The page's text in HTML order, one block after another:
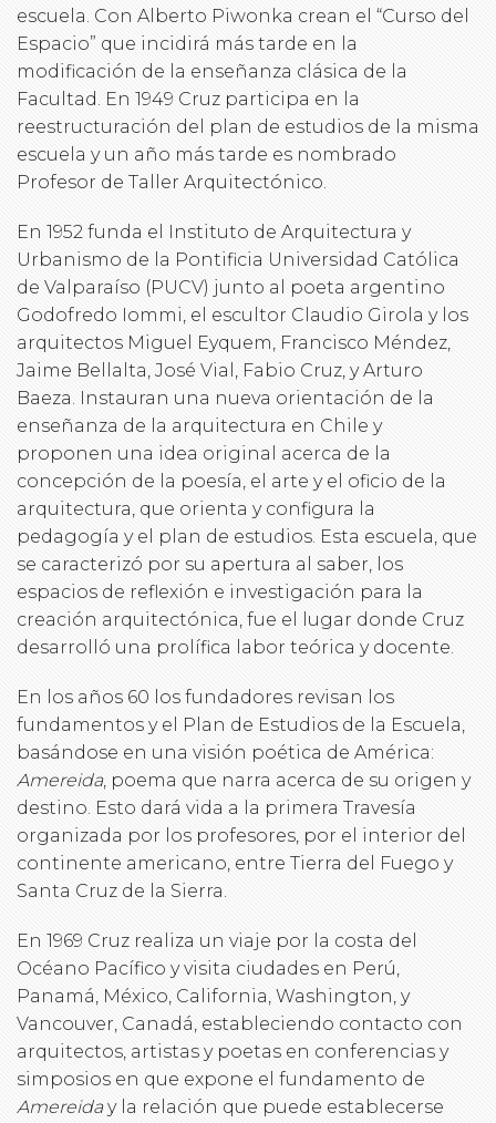
escuela. Con Alberto Piwonka crean el “Curso del
Espacio” que incidirá más tarde en la
modificación de la enseñanza clásica de la
Facultad. En 1949 Cruz participa en la
reestructuración del plan de estudios de la misma
escuela y un año más tarde es nombrado
Profesor de Taller Arquitectónico.
En 1952 funda el Instituto de Arquitectura y
Urbanismo de la Pontificia Universidad Católica
de Valparaíso (PUCV) junto al poeta argentino
Godofredo Iommi, el escultor Claudio Girola y los
arquitectos Miguel Eyquem, Francisco Méndez,
Jaime Bellalta, José Vial, Fabio Cruz, y Arturo
Baeza. Instauran una nueva orientación de la
enseñanza de la arquitectura en Chile y
proponen una idea original acerca de la
concepción de la poesía, el arte y el oficio de la
arquitectura, que orienta y configura la
pedagogía y el plan de estudios. Esta escuela, que
se caracterizó por su apertura al saber, los
espacios de reflexión e investigación para la
creación arquitectónica, fue el lugar donde Cruz
desarrolló una prolífica labor teórica y docente.
En los años 60 los fundadores revisan los
fundamentos y el Plan de Estudios de la Escuela,
basándose en una visión poética de América:
Amereida, poema que narra acerca de su origen y
destino. Esto dará vida a la primera Travesía
organizada por los profesores, por el interior del
continente americano, entre Tierra del Fuego y
Santa Cruz de la Sierra.
En 1969 Cruz realiza un viaje por la costa del
Océano Pacífico y visita ciudades en Perú,
Panamá, México, California, Washington, y
Vancouver, Canadá, estableciendo contacto con
arquitectos, artistas y poetas en conferencias y
simposios en que expone el fundamento de
Amereiday la relación que puede establecerse